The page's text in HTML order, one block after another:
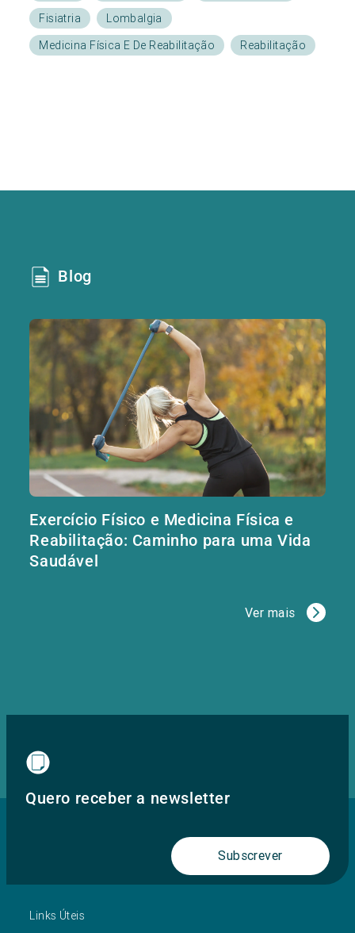
Fisiatria
Lombalgia
Medicina Física E De Reabilitação
Reabilitação
Blog
Exercício Físico e Medicina Física e
Reabilitação: Caminho para uma Vida
Saudável
Ver mais
Quero receber a newsletter
Subscrever
Links Úteis